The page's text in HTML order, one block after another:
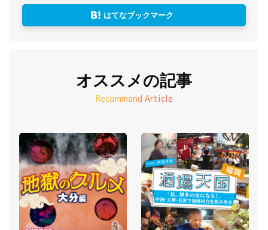
はてなブックマーク
オススメの記事
Recommend Article